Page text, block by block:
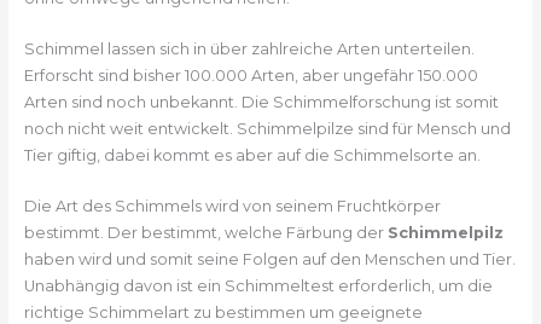
Schimmel lassen sich in über zahlreiche Arten unterteilen.
Erforscht sind bisher 100.000 Arten, aber ungefähr 150.000
Arten sind noch unbekannt. Die Schimmelforschung ist somit
noch nicht weit entwickelt. Schimmelpilze sind für Mensch und
Tier giftig, dabei kommt es aber auf die Schimmelsorte an.
Die Art des Schimmels wird von seinem Fruchtkörper
bestimmt. Der bestimmt, welche Färbung der Schimmelpilz
haben wird und somit seine Folgen auf den Menschen und Tier.
Unabhängig davon ist ein Schimmeltest erforderlich, um die
richtige Schimmelart zu bestimmen um geeignete